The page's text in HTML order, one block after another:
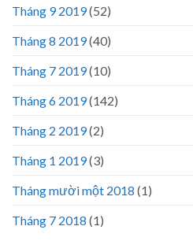
Tháng 9 2019(52)
Tháng 8 2019(40)
Tháng 7 2019(10)
Tháng 6 2019(142)
Tháng 2 2019(2)
Tháng 1 2019(3)
Tháng mười một 2018 (1)
Tháng 7 2018 (1)